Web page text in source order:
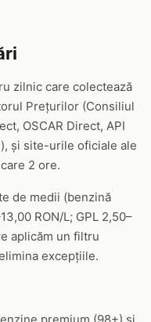
zilnic care colectează
Prețurilor (Consiliul
OSCAR Direct, API
și site-urile oficiale ale
2 ore.
de medii (benzină
RON/L; GPL 2,50–
aplicăm un filtru
excepțiile.